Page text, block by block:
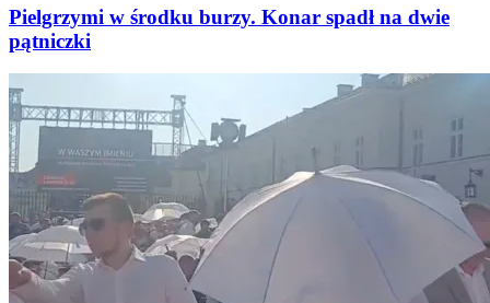
Pielgrzymi w środku burzy. Konar spadł na dwie
pątniczki